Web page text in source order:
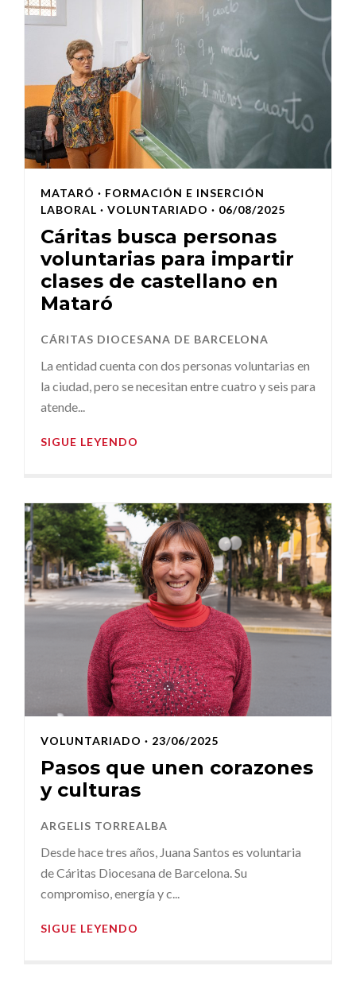
MATARÓ · FORMACIÓN E INSERCIÓN
LABORAL · VOLUNTARIADO · 06/08/2025
Cáritas busca personas
voluntarias para impartir
clases de castellano en
Mataró
CÁRITAS DIOCESANA DE BARCELONA
La entidad cuenta con dos personas voluntarias en
la ciudad, pero se necesitan entre cuatro y seis para
atende...
SIGUE LEYENDO
VOLUNTARIADO · 23/06/2025
Pasos que unen corazones
y culturas
ARGELIS TORREALBA
Desde hace tres años, Juana Santos es voluntaria
de Cáritas Diocesana de Barcelona. Su
compromiso, energía y c...
SIGUE LEYENDO